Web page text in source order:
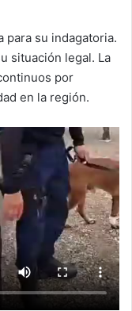
para su indagatoria.
situación legal. La
por
en la región.